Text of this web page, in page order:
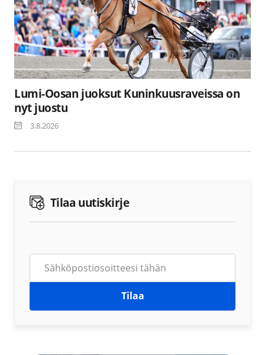
Lumi-Oosan juoksut Kuninkuusraveissa on
nyt juostu
3.8.2026
Tilaa uutiskirje
Tilaa